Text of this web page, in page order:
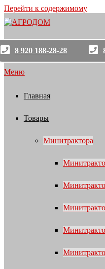
Перейти к содержимому
8 920 188-28-28
Меню
Главная
Товары
Минитрактора